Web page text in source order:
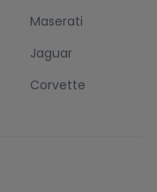
Maserati
Jaguar
Corvette